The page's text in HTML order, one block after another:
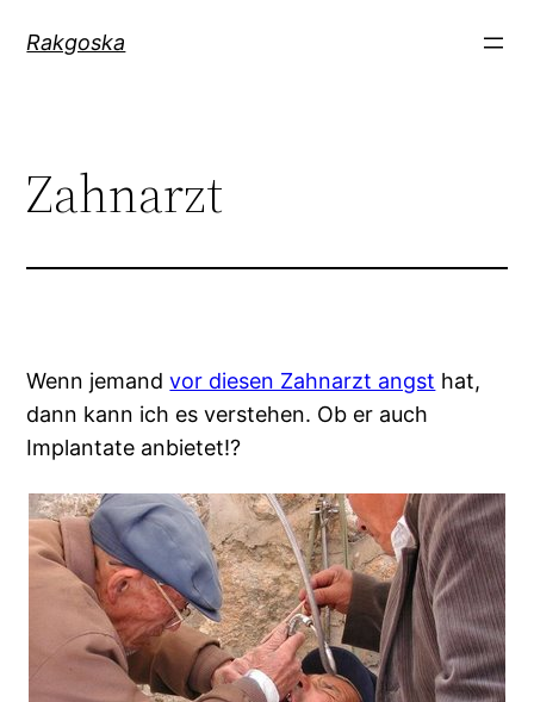
InhaltRakgoska
Zahnarzt
Wenn jemandvor diesen Zahnarzt angst hat,
dann kann ich es verstehen. Ob er auch
Implantate anbietet!?